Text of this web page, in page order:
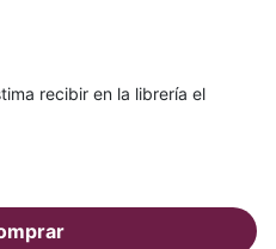
recibir en la librería el